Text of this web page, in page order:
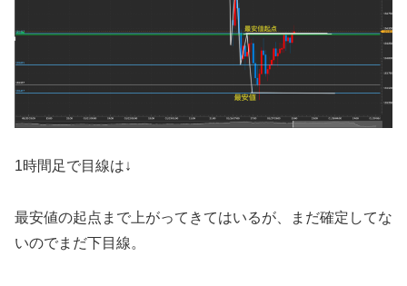
1時間足で目線は↓
最安値の起点まで上がってきてはいるが、まだ確定してな
いのでまだ下目線。